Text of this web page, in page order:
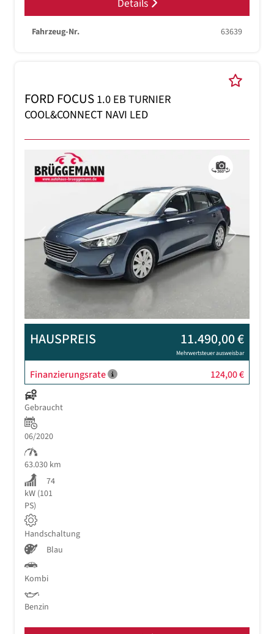
Details
Fahrzeug-Nr. 63639
FORD FOCUS1.0 EB TURNIER
COOL&CONNECT NAVI LED
Previous Next
HAUSPREIS 11.490,00 €
Mehrwertsteuer ausweisbar
Finanzierungsrate 124,00 €
Gebraucht
06/2020
63.030 km
74
kW (101
PS)
Handschaltung
Blau
Kombi
Benzin